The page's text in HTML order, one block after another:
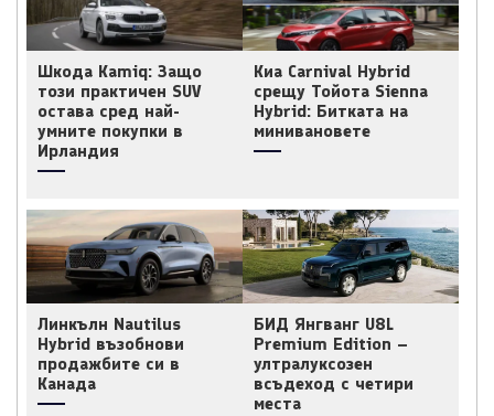
Шкода Kamiq: Защо
този практичен SUV
остава сред най-
умните покупки в
Ирландия
Киа Carnival Hybrid
срещу Тойота Sienna
Hybrid: Битката на
минивановете
Линкълн Nautilus
Hybrid възобнови
продажбите си в
Канада
БИД Янгванг U8L
Premium Edition –
ултралуксозен
всъдеход с четири
места